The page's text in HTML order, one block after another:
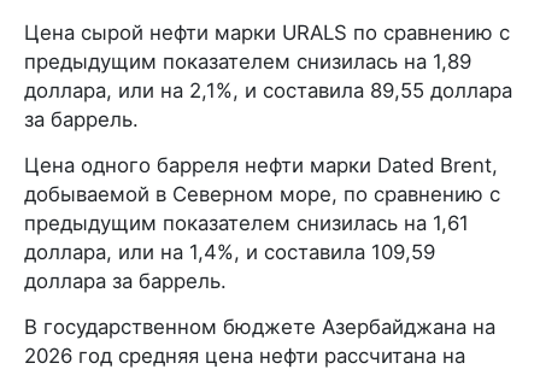
Цена сырой нефти марки URALS по сравнению с
предыдущим показателем снизилась на 1,89
доллара, или на 2,1%, и составила 89,55 доллара
за баррель.
Цена одного барреля нефти марки Dated Brent,
добываемой в Северном море, по сравнению с
предыдущим показателем снизилась на 1,61
доллара, или на 1,4%, и составила 109,59
доллара за баррель.
В государственном бюджете Азербайджана на
2026 год средняя цена нефти рассчитана на